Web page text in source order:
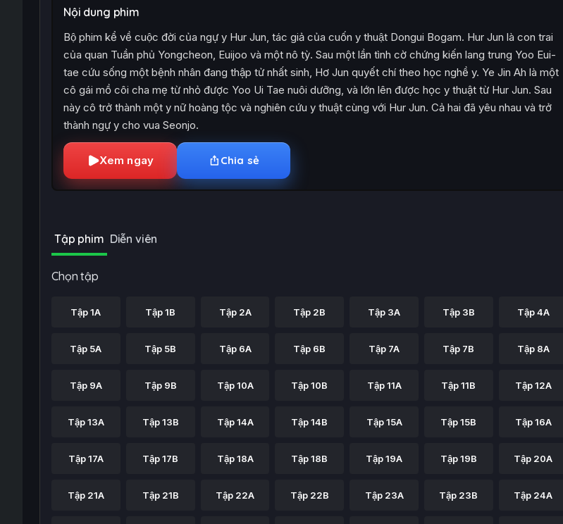
Nội dung phim
Bộ phim kể về cuộc đời của ngự y Hur Jun, tác giả của cuốn y thuật Dongui Bogam. Hur Jun là con trai
của quan Tuần phủ Yongcheon, Euijoo và một nô tỳ. Sau một lần tình cờ chứng kiến lang trung Yoo Eui-
tae cứu sống một bệnh nhân đang thập tử nhất sinh, Hơ Jun quyết chí theo học nghề y. Ye Jin Ah là một
cô gái mồ côi cha mẹ từ nhỏ được Yoo Ui Tae nuôi dưỡng, và lớn lên được học y thuật từ Hur Jun. Sau
này cô trở thành một y nữ hoàng tộc và nghiên cứu y thuật cùng với Hur Jun. Cả hai đã yêu nhau và trở
thành ngự y cho vua Seonjo.
Xem ngay Chia sẻ
Tập phim Diễn viên
Chọn tập
Tập 1A Tập 1B Tập 2A Tập 2B Tập 3A Tập 3B Tập 4A
Tập 5A Tập 5B Tập 6A Tập 6B Tập 7A Tập 7B Tập 8A
Tập 9A Tập 9B Tập 10A Tập 10B Tập 11A Tập 11B Tập 12A
Tập 13A Tập 13B Tập 14A Tập 14B Tập 15A Tập 15B Tập 16A
Tập 17A Tập 17B Tập 18A Tập 18B Tập 19A Tập 19B Tập 20A
Tập 21A Tập 21B Tập 22A Tập 22B Tập 23A Tập 23B Tập 24A